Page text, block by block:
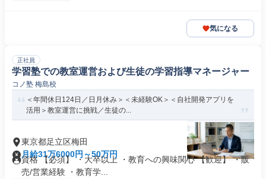
気になる
正社員
学習塾での教室運営および生徒の学習指導マネージャー
コノ塾 梅島校
＜年間休日124日／日月休み＞＜未経験OK＞＜自社開発アプリを
活用＞教室運営に挑戦／生徒の...
東京都足立区梅田
月給31万6000円～50万円
資格 【必須】 ・大卒以上 ・教育への興味関心 【歓迎】 ・販
売/営業経験 ・教育学...